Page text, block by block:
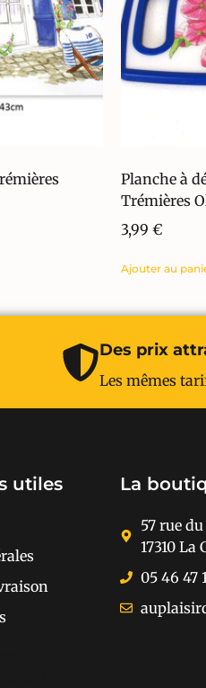
Planche à
Trémières
3,99€
Ajouter au
Des prix
Les mêmes
utiles La
57 rue
17310 La
05 46 47